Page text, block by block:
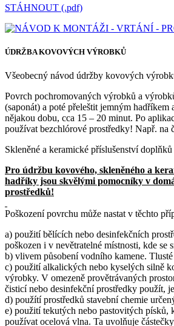
STÁHNOUT (.pdf)
ÚDRŽBA KOVOVÝCH VÝROBKŮ
Všeobecný návod údržby kovových
Povrch pochromovaných výrobků a
(saponát) a poté přeleštit jemným
nějakou dobu, cca 15 – 20 minut. Po
používat bezchlórové prostředky! Např. na
Skleněné a keramické příslušenství
Pro údržbu kovového, skleněného a
hadříky jsou skvělými pomocníky v
prostředků!
Poškození povrchu může nastat v těchto
a) použití bělících nebo desinfekčních
poškozen i v nevětratelné místnosti, kde
b) vlivem působení vodního kamene.
c) použití alkalických nebo kyselých silně
výrobky. V omezeně provětrávaných
čisticí nebo desinfekční prostředky použít,
d) použítí prostředků stavební chemie
e) použití tekutých nebo pastovitých písků,
používat ocelová vlna. Ta uvolňuje